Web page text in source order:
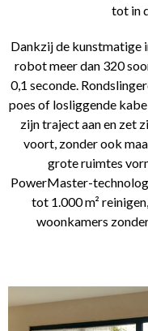
tot in
Dankzij de kunstmatige
robot meer dan 320
0,1 seconde.
poes of losliggende
zijn traject aan en zet
voort, zonder ook
grote ruimtes
PowerMaster-
tot 1.000 m²
woonkamers